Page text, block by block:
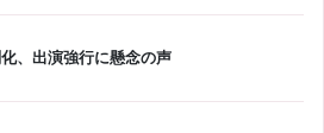
、出演強行に懸念の声